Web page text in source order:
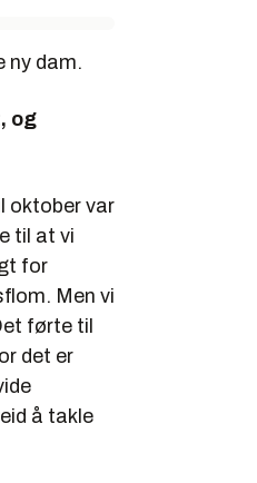
ny dam.
og
oktober var
til at vi
for
Men vi
førte til
det er
å takle